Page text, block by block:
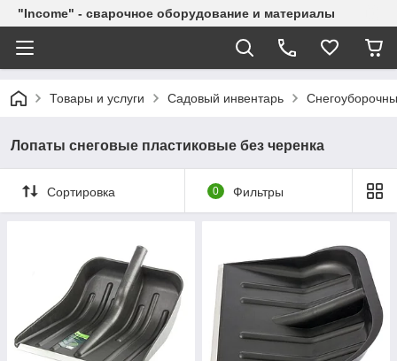
"Income" - сварочное оборудование и материалы
Товары и услуги Садовый инвентарь
Лопаты снеговые пластиковые без черенка
Сортировка 0 Фильтры